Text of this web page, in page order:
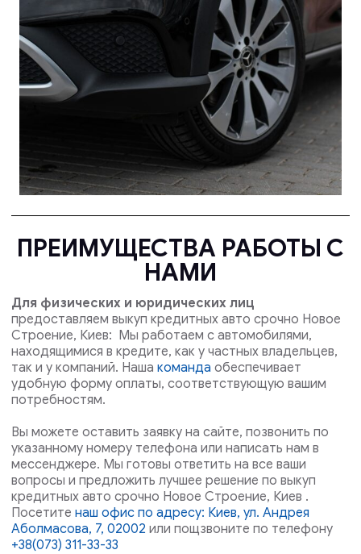
ПРЕИМУЩЕСТВА РАБОТЫ С
НАМИ
Для физических и юридических лиц
предоставляем выкуп кредитных авто срочно Новое
Строение, Киев: Мы работаем с автомобилями,
находящимися в кредите, как у частных владельцев,
так и у компаний. Нашакомандаобеспечивает
удобную форму оплаты, соответствующую вашим
потребностям.
Вы можете оставить заявку на сайте, позвонить по
указанному номеру телефона или написать нам в
мессенджере. Мы готовы ответить на все ваши
вопросы и предложить лучшее решение по выкуп
кредитных авто срочно Новое Строение, Киев .
Посетитенаш офис по адресу: Киев, ул. Андрея
Аболмасова, 7, 02002 или пощзвоните по телефону
+38(073) 311-33-33